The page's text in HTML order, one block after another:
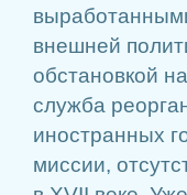
внешней
обстановкой
служба
иностранных
миссии,